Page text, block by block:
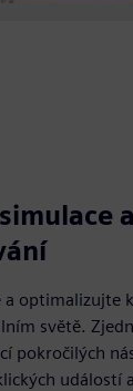
a
a optimalizujte
světě.
pokročilých
událostí